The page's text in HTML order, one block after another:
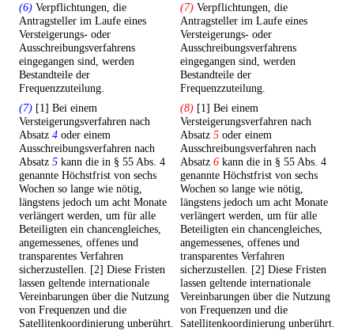
(6) Verpflichtungen, die
Antragsteller im Laufe eines
Versteigerungs- oder
Ausschreibungsverfahrens
eingegangen sind, werden
Bestandteile der
Frequenzzuteilung.
(7) Verpflichtungen, die
Antragsteller im Laufe eines
Versteigerungs- oder
Ausschreibungsverfahrens
eingegangen sind, werden
Bestandteile der
Frequenzzuteilung.
(7) [1] Bei einem
Versteigerungsverfahren nach
Absatz 4 oder einem
Ausschreibungsverfahren nach
Absatz 5 kann die in § 55 Abs. 4
genannte Höchstfrist von sechs
Wochen so lange wie nötig,
längstens jedoch um acht Monate
verlängert werden, um für alle
Beteiligten ein chancengleiches,
angemessenes, offenes und
transparentes Verfahren
sicherzustellen. [2] Diese Fristen
lassen geltende internationale
Vereinbarungen über die Nutzung
von Frequenzen und die
Satellitenkoordinierung unberührt.
(8) [1] Bei einem
Versteigerungsverfahren nach
Absatz 5 oder einem
Ausschreibungsverfahren nach
Absatz 6 kann die in § 55 Abs. 4
genannte Höchstfrist von sechs
Wochen so lange wie nötig,
längstens jedoch um acht Monate
verlängert werden, um für alle
Beteiligten ein chancengleiches,
angemessenes, offenes und
transparentes Verfahren
sicherzustellen. [2] Diese Fristen
lassen geltende internationale
Vereinbarungen über die Nutzung
von Frequenzen und die
Satellitenkoordinierung unberührt.